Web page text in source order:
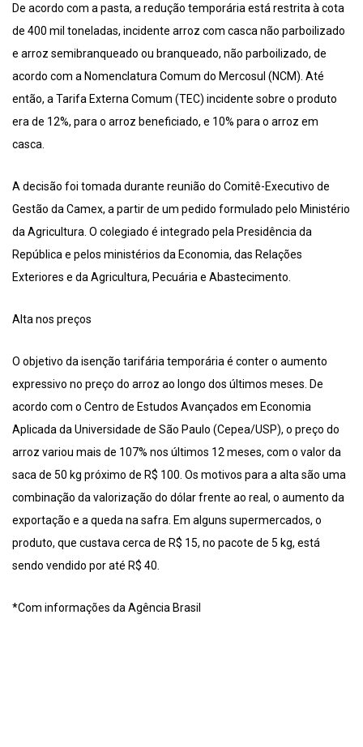
De acordo com a pasta, a redução temporária está restrita à cota
de 400 mil toneladas, incidente arroz com casca não parboilizado
e arroz semibranqueado ou branqueado, não parboilizado, de
acordo com a Nomenclatura Comum do Mercosul (NCM). Até
então, a Tarifa Externa Comum (TEC) incidente sobre o produto
era de 12%, para o arroz beneficiado, e 10% para o arroz em
casca.
A decisão foi tomada durante reunião do Comitê-Executivo de
Gestão da Camex, a partir de um pedido formulado pelo Ministério
da Agricultura. O colegiado é integrado pela Presidência da
República e pelos ministérios da Economia, das Relações
Exteriores e da Agricultura, Pecuária e Abastecimento.
Alta nos preços
O objetivo da isenção tarifária temporária é conter o aumento
expressivo no preço do arroz ao longo dos últimos meses. De
acordo com o Centro de Estudos Avançados em Economia
Aplicada da Universidade de São Paulo (Cepea/USP), o preço do
arroz variou mais de 107% nos últimos 12 meses, com o valor da
saca de 50 kg próximo de R$ 100. Os motivos para a alta são uma
combinação da valorização do dólar frente ao real, o aumento da
exportação e a queda na safra. Em alguns supermercados, o
produto, que custava cerca de R$ 15, no pacote de 5 kg, está
sendo vendido por até R$ 40.
*Com informações da Agência Brasil